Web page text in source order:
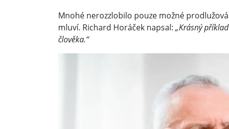
Mnohé nerozzlobilo pouze možné
mluví. Richard Horáček napsal: „Krásný
člověka.“